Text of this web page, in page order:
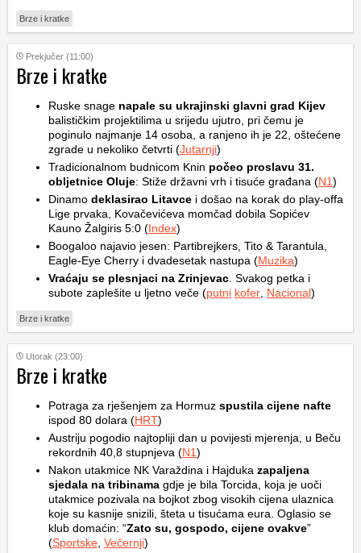
Brze i kratke
Prekjučer (11:00)
Brze i kratke
Ruske snage napale su ukrajinski glavni grad Kijev
balističkim projektilima u srijedu ujutro, pri čemu je
poginulo najmanje 14 osoba, a ranjeno ih je 22, oštećene
zgrade u nekoliko četvrti (Jutarnji)
Tradicionalnom budnicom Knin počeo proslavu 31.
obljetnice Oluje: Stiže državni vrh i tisuće građana (N1)
Dinamo deklasirao Litavce i došao na korak do play-offa
Lige prvaka, Kovačevićeva momčad dobila Sopićev
Kauno Žalgiris 5:0 (Index)
Boogaloo najavio jesen: Partibrejkers, Tito & Tarantula,
Eagle-Eye Cherry i dvadesetak nastupa (Muzika)
Vraćaju se plesnjaci na Zrinjevac . Svakog petka i
subote zaplešite u ljetno veče (putni kofer Nacional)
Brze i kratke
Utorak (23:00)
Brze i kratke
Potraga za rješenjem za Hormuz spustila cijene nafte
ispod 80 dolara (HRT)
Austriju pogodio najtopliji dan u povijesti mjerenja, u Beču
rekordnih 40,8 stupnjeva (N1)
Nakon utakmice NK Varaždina i Hajduka zapaljena
sjedala na tribinama gdje je bila Torcida, koja je uoči
utakmice pozivala na bojkot zbog visokih cijena ulaznica
koje su kasnije snizili, šteta u tisućama eura. Oglasio se
klub domaćin: “Zato su, gospodo, cijene ovakve”
(Sportske Večernji)